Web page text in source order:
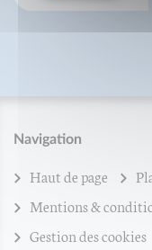
Navigation
Haut de page
Mentions &
Gestion des cookies